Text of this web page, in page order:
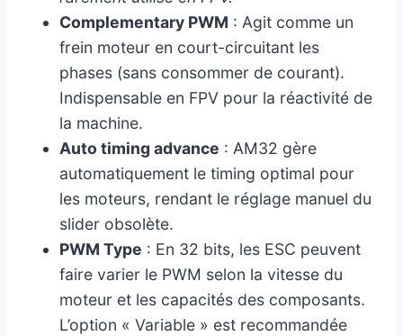
Complementary PWM : Agit comme un
frein moteur en court-circuitant les
phases (sans consommer de courant).
Indispensable en FPV pour la réactivité de
la machine.
Auto timing advance : AM32 gère
automatiquement le timing optimal pour
les moteurs, rendant le réglage manuel du
slider obsolète.
PWM Type : En 32 bits, les ESC peuvent
faire varier le PWM selon la vitesse du
moteur et les capacités des composants.
L’option « Variable » est recommandée